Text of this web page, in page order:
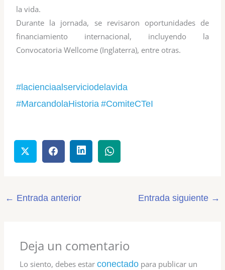
la vida.
Durante la jornada, se revisaron oportunidades de
financiamiento internacional, incluyendo la
Convocatoria Wellcome (Inglaterra), entre otras.
# lacienciaalserviciodelavida
#MarcandolaHistoria #ComiteCTeI
← Entrada anterior Entrada siguiente →
Deja un comentario
Lo siento, debes estarconectado para publicar un